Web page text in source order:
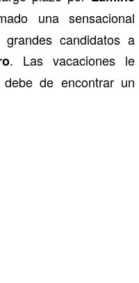
una sensacional
candidatos a
. Las vacaciones le
de encontrar un